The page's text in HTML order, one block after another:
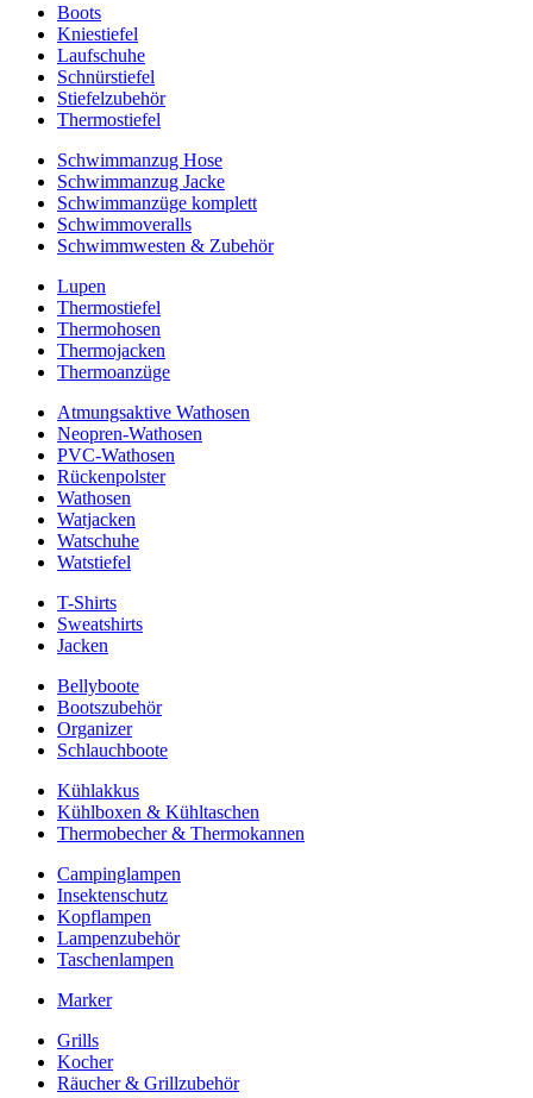
Boots
Kniestiefel
Laufschuhe
Schnürstiefel
Stiefelzubehör
Thermostiefel
Schwimmanzug Hose
Schwimmanzug Jacke
Schwimmanzüge komplett
Schwimmoveralls
Schwimmwesten & Zubehör
Lupen
Thermostiefel
Thermohosen
Thermojacken
Thermoanzüge
Atmungsaktive Wathosen
Neopren-Wathosen
PVC-Wathosen
Rückenpolster
Wathosen
Watjacken
Watschuhe
Watstiefel
T-Shirts
Sweatshirts
Jacken
Bellyboote
Bootszubehör
Organizer
Schlauchboote
Kühlakkus
Kühlboxen & Kühltaschen
Thermobecher & Thermokannen
Campinglampen
Insektenschutz
Kopflampen
Lampenzubehör
Taschenlampen
Marker
Grills
Kocher
Räucher & Grillzubehör